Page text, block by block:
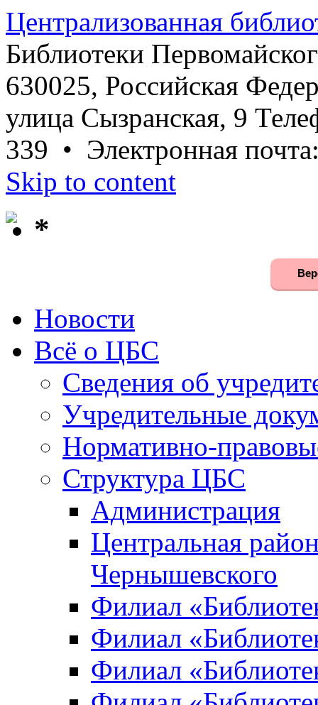
Централизованная
Библиотеки
630025, Российская
улица Сызранская, 9
339 • Электронная
Skip to content
*
Новости
Всё о ЦБС
Сведения об
Учредительные
Нормативно-
Структура ЦБС
Администрация
Центральная
Чернышевского
Филиал
Филиал
Филиал